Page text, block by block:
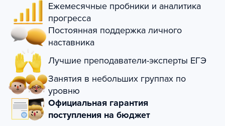
Ежемесячные пробники и аналитика
прогресса
Постоянная поддержка личного
наставника
Лучшие преподаватели-эксперты ЕГЭ
Занятия в небольших группах по
уровню
Официальная гарантия
поступления на бюджет